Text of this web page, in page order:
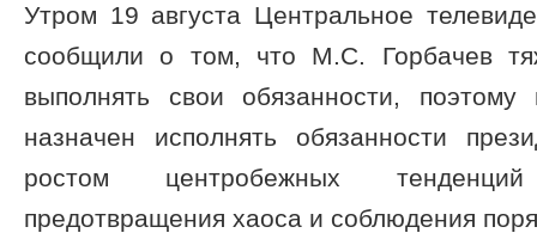
Утром 19 августа Центральное
сообщили о том, что М.С. Горбачев
выполнять свои обязанности, поэтому
назначен исполнять обязанности
ростом центробежных
предотвращения хаоса и соблюдения